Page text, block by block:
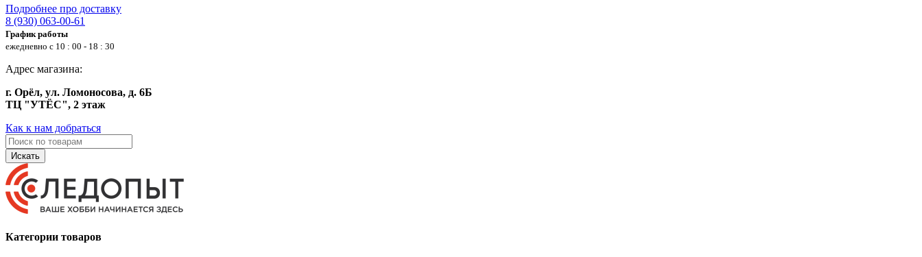
Подробнее про доставку
8 (930) 063-00-61
График работы
ежедневно с 10 : 00 - 18 : 30
Адрес магазина:
г. Орёл, ул. Ломоносова, д. 6Б
ТЦ "УТЁС", 2 этаж
Как к нам добраться
Искать
Категории товаров